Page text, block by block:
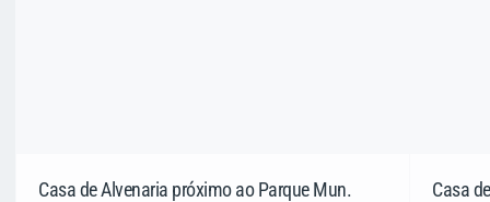
Casa de Alvenaria próximo ao Parque Mun.
Casa